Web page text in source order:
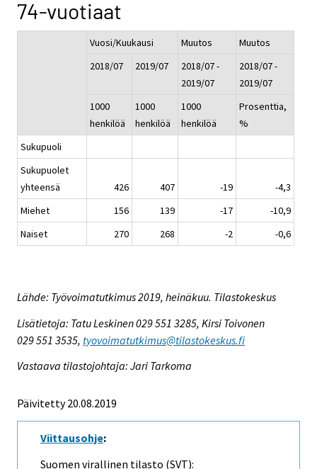
74-vuotiaat
Vuosi/Kuukausi Muutos
Muutos
2018/07
2019/07
2018/07 -
2019/07
2018/07 -
2019/07
1000
henkilöä
1000
henkilöä
1000
henkilöä
Prosenttia,
%
Sukupuoli
Sukupuolet
yhteensä
426 407 -19
-4,3
Miehet
156 139 -17
-10,9
Naiset
270 268 -2 -0,6
Lähde: Työvoimatutkimus 2019, heinäkuu. Tilastokeskus
Lisätietoja: Tatu Leskinen 029 551 3285, Kirsi Toivonen
029 551 3535, tyovoimatutkimus@tilastokeskus.fi
Vastaava tilastojohtaja: Jari Tarkoma
Päivitetty 20.08.2019
Viittausohje:
Suomen virallinen tilasto (SVT):